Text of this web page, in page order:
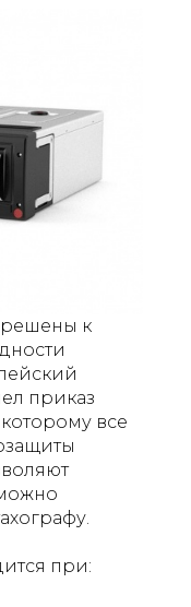
к
приказ
все
при: